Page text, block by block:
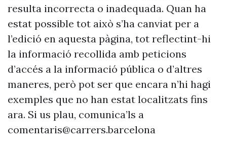
resulta incorrecta o inadequada. Quan ha
estat possible tot això s’ha canviat per a
l’edició en aquesta pàgina, tot reflectint-hi
la informació recollida amb peticions
d’accés a la informació pública o d’altres
maneres, però pot ser que encara n’hi hagi
exemples que no han estat localitzats fins
ara. Si us plau, comunica’ls a
comentaris@carrers.barcelona